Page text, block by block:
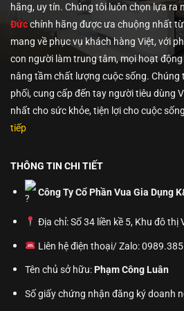
hãng, uy tín. Chúng tôiluôn chọn lựa ra
Đứcchính hãng được ưa chuộng nhất
mang về phục vụ khách hàng Việt, với
con người làm trung tâm, mọi hoạt
nâng tầm chất lượng cuộc sống. Chúng
phối, cung cấp đến tay người tiêu dùng
nhất cho sức khỏe, tiện lợi cho cuộc
tiếp
THÔNG TIN CHI TIẾT
Công Ty Cổ Phần Vua Gia Dụng
Địa chỉ: Số 34 liền kề 5, Khu đô thị
Liên hệ điện thoại/ Zalo:
Tên chủ sở hữu:Phạm Công Luân
Số giấy chứng nhận đăng ký doanh